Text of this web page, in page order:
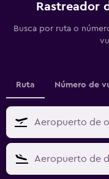
Rastreador
Busca por ruta o
Ruta Número de